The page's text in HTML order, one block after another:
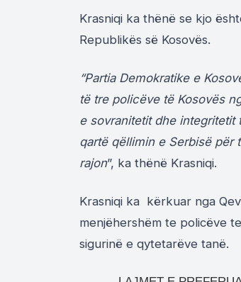
Krasniqi ka thënë se kjo
Republikës së Kosovës.
“Partia Demokratike e
të tre policëve të Kosovës
e sovranitetit dhe integritetit
qartë qëllimin e Serbisë për
rajon”, ka thënë Krasniqi.
Krasniqi ka kërkuar nga
menjëhershëm te policëve
sigurinë e qytetarëve tanë.